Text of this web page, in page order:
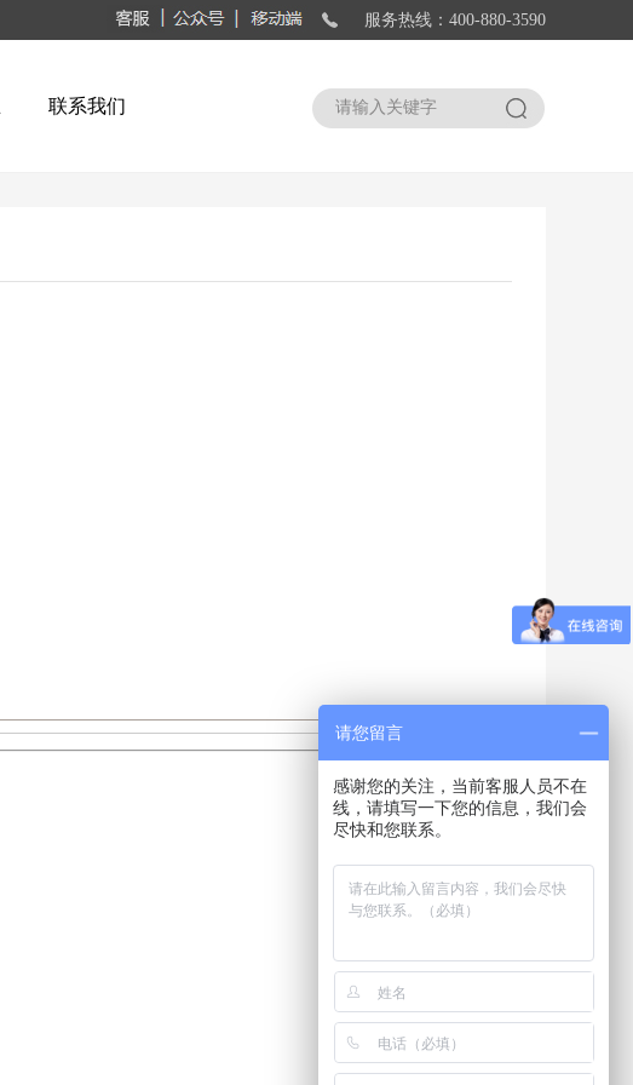
服务热线：400-880-3590
搜索
联系我们
请您留言
感谢您的关注，当前客服人员不在
线，请填写一下您的信息，我们会
尽快和您联系。